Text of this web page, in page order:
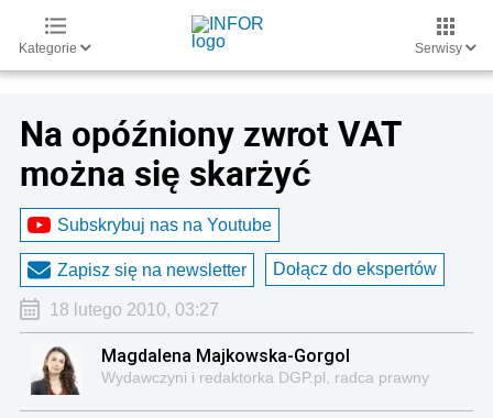
Kategorie Serwisy
Na opóźniony zwrot VAT
można się skarżyć
Subskrybuj nas na Youtube
Zapisz się na newsletter Dołącz do ekspertów
18 lutego 2010, 03:27
Magdalena Majkowska-Gorgol
Wydawczyni i redaktorka DGP.pl, radca prawny